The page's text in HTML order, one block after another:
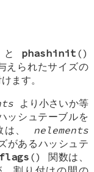
phashinit ()
られたサイズの
ます。
より小さいか等
ッシュテーブルを
、 nelements
があるハッシュテ
() 関数は、